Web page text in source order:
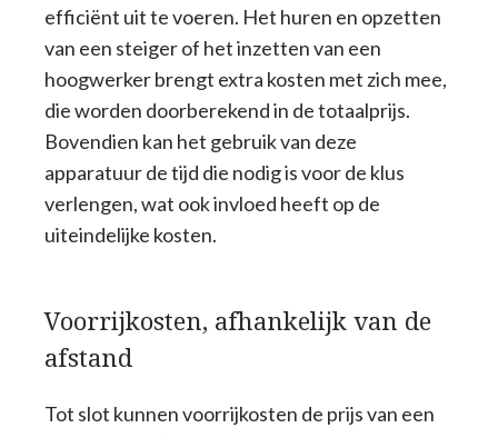
efficiënt uit te voeren. Het huren en opzetten
van een steiger of het inzetten van een
hoogwerker brengt extra kosten met zich mee,
die worden doorberekend in de totaalprijs.
Bovendien kan het gebruik van deze
apparatuur de tijd die nodig is voor de klus
verlengen, wat ook invloed heeft op de
uiteindelijke kosten.
Voorrijkosten, afhankelijk van de
afstand
Tot slot kunnen voorrijkosten de prijs van een